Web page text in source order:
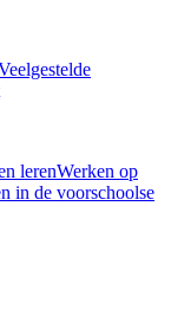
lerenWerken op
in de voorschoolse